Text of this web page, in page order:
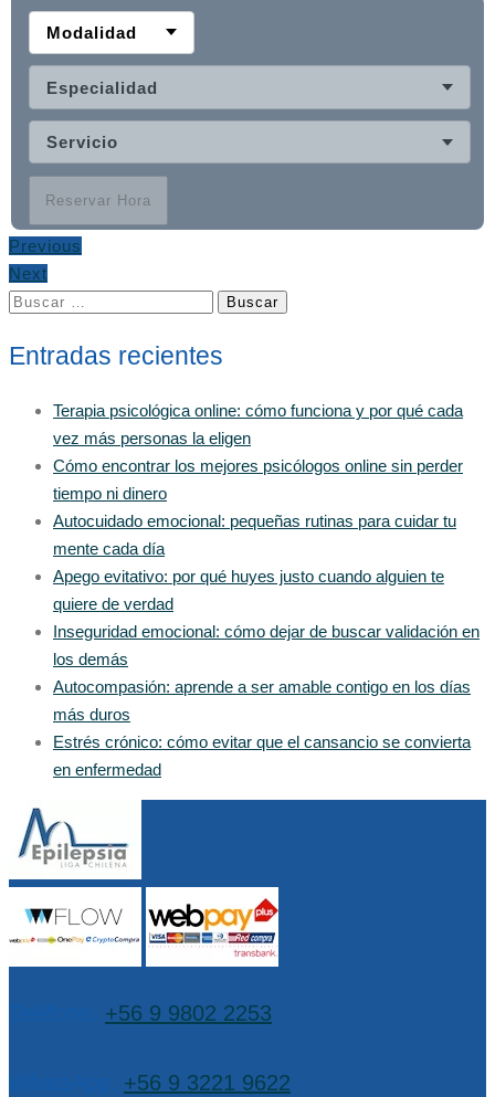
Modalidad
Especialidad
Servicio
Reservar Hora
Previous
Next
Buscar:
Entradas recientes
Terapia psicológica online: cómo funciona y por qué cada
vez más personas la eligen
Cómo encontrar los mejores psicólogos online sin perder
tiempo ni dinero
Autocuidado emocional: pequeñas rutinas para cuidar tu
mente cada día
Apego evitativo: por qué huyes justo cuando alguien te
quiere de verdad
Inseguridad emocional: cómo dejar de buscar validación en
los demás
Autocompasión: aprende a ser amable contigo en los días
más duros
Estrés crónico: cómo evitar que el cansancio se convierta
en enfermedad
+56 9 9802 2253
+56 9 3221 9622